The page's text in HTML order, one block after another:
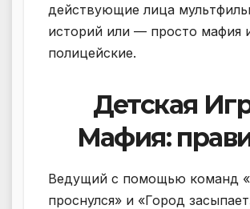
действующие лица
историй или — просто мафия
полицейские.
Детская
Мафия:
Ведущий с помощью команд
проснулся» и «Город